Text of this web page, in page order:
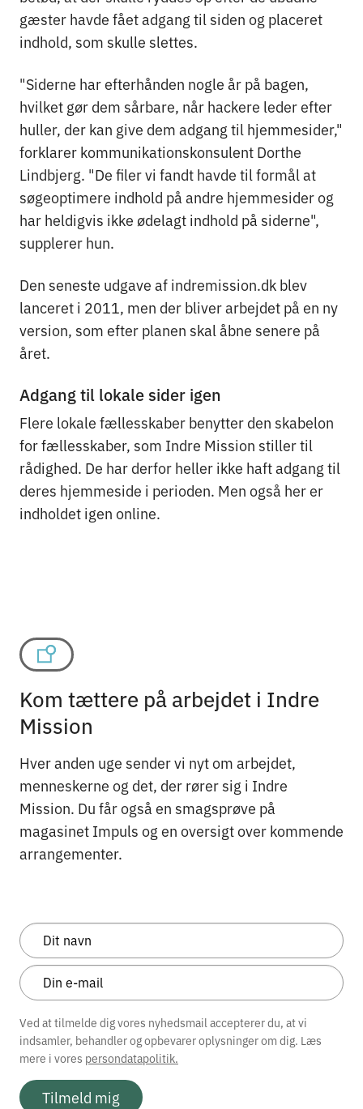
gæster havde fået adgang til siden og placeret
indhold, som skulle slettes.
"Siderne har efterhånden nogle år på bagen,
hvilket gør dem sårbare, når hackere leder efter
huller, der kan give dem adgang til hjemmesider,"
forklarer kommunikationskonsulent Dorthe
Lindbjerg. "De filer vi fandt havde til formål at
søgeoptimere indhold på andre hjemmesider og
har heldigvis ikke ødelagt indhold på siderne",
supplerer hun.
Den seneste udgave af indremission.dk blev
lanceret i 2011, men der bliver arbejdet på en ny
version, som efter planen skal åbne senere på
året.
Adgang til lokale sider igen
Flere lokale fællesskaber benytter den skabelon
for fællesskaber, som Indre Mission stiller til
rådighed. De har derfor heller ikke haft adgang til
deres hjemmeside i perioden. Men også her er
indholdet igen online.
Kom tættere på arbejdet i Indre
Mission
Hver anden uge sender vi nyt om arbejdet,
menneskerne og det, der rører sig i Indre
Mission. Du får også en smagsprøve på
magasinet Impuls og en oversigt over kommende
arrangementer.
Ved at tilmelde dig vores nyhedsmail accepterer du, at vi
indsamler, behandler og opbevarer oplysninger om dig. Læs
mere i vores persondatapolitik.
Tilmeld mig